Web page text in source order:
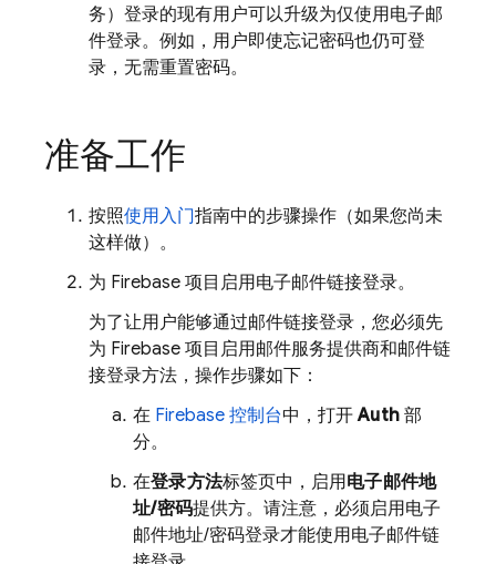
务）登录的现有用户可以升级为仅使用电子邮
件登录。例如，用户即使忘记密码也仍可登
录，无需重置密码。
准备工作
按照使用入门指南中的步骤操作（如果您尚未
这样做）。
为 Firebase 项目启用电子邮件链接登录。
为了让用户能够通过邮件链接登录，您必须先
为 Firebase 项目启用邮件服务提供商和邮件链
接登录方法，操作步骤如下：
在 Firebase 控制台中，打开Auth 部
分。
在登录方法标签页中，启用电子邮件地
址/密码提供方。请注意，必须启用电子
邮件地址/密码登录才能使用电子邮件链